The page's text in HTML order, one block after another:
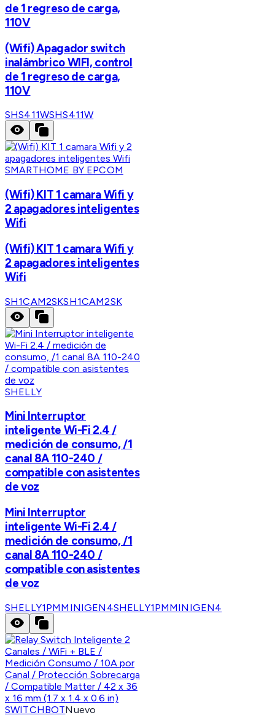
de 1 regreso de carga,
110V
(Wifi) Apagador switch
inalámbrico WIFI, control
de 1 regreso de carga,
110V
SHS411WSHS411W
SMARTHOME BY EPCOM
(Wifi) KIT 1 camara Wifi y
2 apagadores inteligentes
Wifi
(Wifi) KIT 1 camara Wifi y
2 apagadores inteligentes
Wifi
SH1CAM2SKSH1CAM2SK
SHELLY
Mini Interruptor
inteligente Wi-Fi 2.4 /
medición de consumo, /1
canal 8A 110-240 /
compatible con asistentes
de voz
Mini Interruptor
inteligente Wi-Fi 2.4 /
medición de consumo, /1
canal 8A 110-240 /
compatible con asistentes
de voz
SHELLY1PMMINIGEN4SHELLY1PMMINIGEN4
SWITCHBOTNuevo